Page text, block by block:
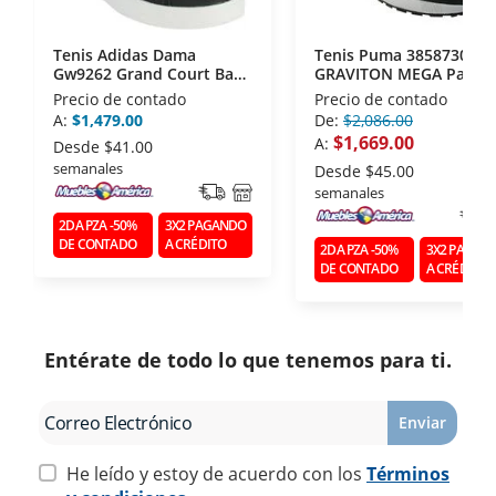
Tenis Adidas Dama
Gw9262 Grand Court Base
2.0
Precio de contado
A: $1,479.00
Desde $41.00
semanales
2DA PZA -50%
DE CONTADO
3X2 PAGANDO
A CRÉDITO
Tenis Puma 38587301
GRAVITON MEGA Para
Caballero 28
Precio de contado
De: $2,086.00
A: $1,669.00
Desde $45.00
semanales
2DA PZA -50%
DE CONTADO
3X2
A CRÉDITO
Entérate de todo lo que tenemos para ti.
Enviar
He leído y estoy de acuerdo con los Términos